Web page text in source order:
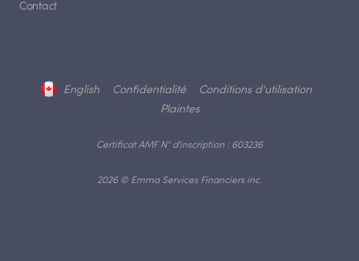
Contact
2026 © Emma Services Financiers inc.
Certificat AMF N° d'inscription : 603236
English Confidentialité
Conditions d'utilisation
Plaintes